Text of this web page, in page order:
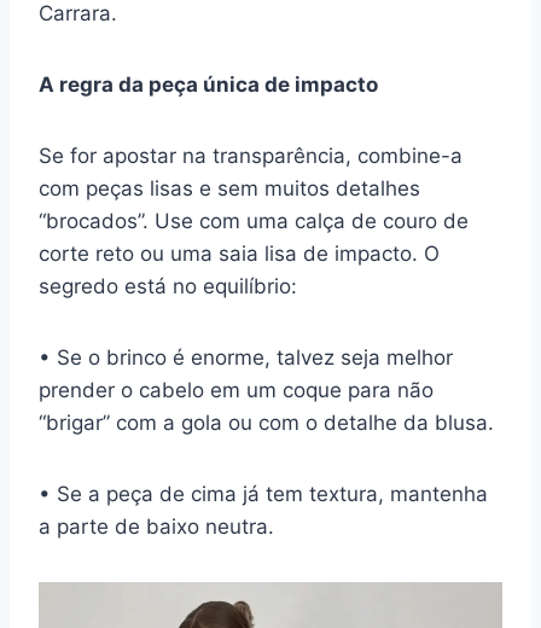
Carrara.
A regra da peça única de impacto
Se for apostar na transparência, combine-a
com peças lisas e sem muitos detalhes
“brocados”. Use com uma calça de couro de
corte reto ou uma saia lisa de impacto. O
segredo está no equilíbrio:
• Se o brinco é enorme, talvez seja melhor
prender o cabelo em um coque para não
“brigar” com a gola ou com o detalhe da blusa.
• Se a peça de cima já tem textura, mantenha
a parte de baixo neutra.